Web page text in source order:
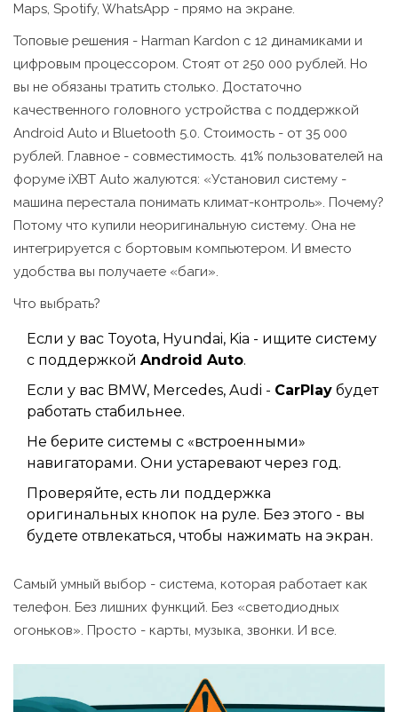
Maps, Spotify, WhatsApp - прямо на экране.
Топовые решения - Harman Kardon с 12 динамиками и
цифровым процессором. Стоят от 250 000 рублей. Но
вы не обязаны тратить столько. Достаточно
качественного головного устройства с поддержкой
Android Auto и Bluetooth 5.0. Стоимость - от 35 000
рублей. Главное - совместимость. 41% пользователей на
форуме iXBT Auto жалуются: «Установил систему -
машина перестала понимать климат-контроль». Почему?
Потому что купили неоригинальную систему. Она не
интегрируется с бортовым компьютером. И вместо
удобства вы получаете «баги».
Что выбрать?
Если у вас Toyota, Hyundai, Kia - ищите систему
с поддержкой Android Auto.
Если у вас BMW, Mercedes, Audi - CarPlay будет
работать стабильнее.
Не берите системы с «встроенными»
навигаторами. Они устаревают через год.
Проверяйте, есть ли поддержка
оригинальных кнопок на руле. Без этого - вы
будете отвлекаться, чтобы нажимать на экран.
Самый умный выбор - система, которая работает как
телефон. Без лишних функций. Без «светодиодных
огоньков». Просто - карты, музыка, звонки. И все.